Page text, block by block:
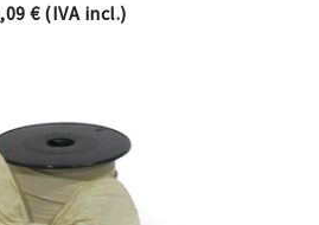
€(IVA incl.)